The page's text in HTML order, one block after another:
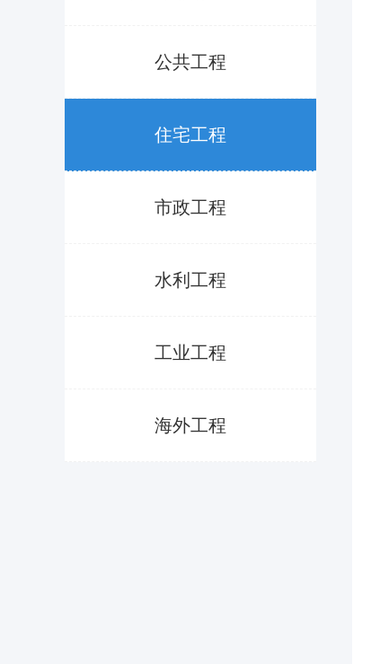
公共工程
住宅工程
市政工程
水利工程
工业工程
海外工程